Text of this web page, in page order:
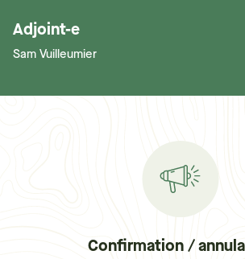
Adjoint-e
Sam Vuilleumier
Confirmation /